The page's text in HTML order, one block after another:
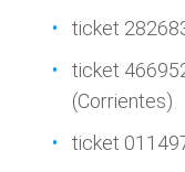
ticket
ticket
(Corrientes)
ticket